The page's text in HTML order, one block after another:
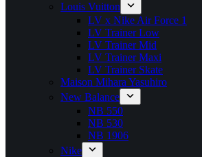
Louis Vuitton
LV x Nike Air Force 1
LV Trainer Low
LV Trainer Mid
LV Trainer Maxi
LV Trainer Skate
Maison Mihara Yasuhiro
New Balance
NB 550
NB 530
NB 1906
Nike